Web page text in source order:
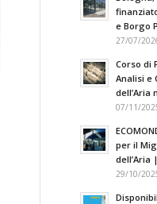
e Borgo
27/07/
Corso di
Analisi e
dell’Aria
07/11/
per il
dell’Aria
29/10/